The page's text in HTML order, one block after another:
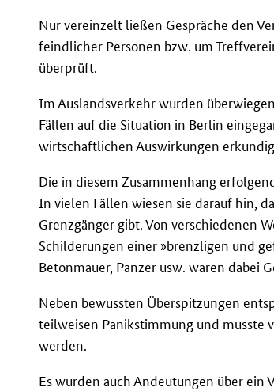
Nur vereinzelt ließen Gespräche den
feindlicher Personen bzw. um
überprüft.
Im Auslandsverkehr wurden
Fällen auf die Situation in Berlin
wirtschaftlichen Auswirkungen
Die in diesem Zusammenhang
In vielen Fällen wiesen sie darauf hin,
Grenzgänger gibt. Von verschiedenen
Schilderungen einer »brenzligen und
Betonmauer, Panzer usw. waren dabei
Neben bewussten Überspitzungen
teilweisen Panikstimmung und musste
werden.
Es wurden auch Andeutungen über ein